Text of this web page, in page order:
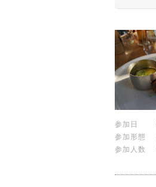
参加日
参加形態
参加人数